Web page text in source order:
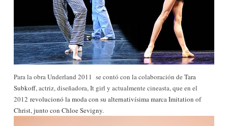
Para la obra Underland 2011 se contó con la colaboración de Tara
Subkoff, actriz, diseñadora, It girl y actualmente cineasta, que en el
2012 revolucionó la moda con su alternativísima marcaImitation of
Christ, junto con Chloe Sevigny.